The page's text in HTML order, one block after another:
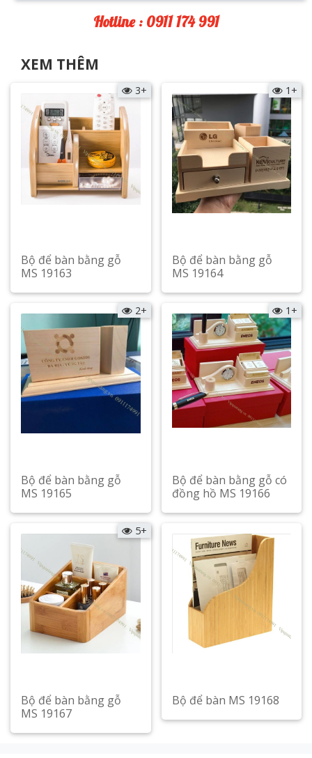
Hotline : 0911 174 991
XEM THÊM
3+
Bộ để bàn bằng gỗ
MS 19163
Xem chi tiết
1+
Bộ để bàn bằng gỗ
MS 19164
Xem chi tiết
2+
Bộ để bàn bằng gỗ
MS 19165
Xem chi tiết
1+
Bộ để bàn bằng gỗ có
đồng hồ MS 19166
Xem chi tiết
5+
Bộ để bàn bằng gỗ
MS 19167
Xem chi tiết
Bộ để bàn MS 19168
Xem chi tiết